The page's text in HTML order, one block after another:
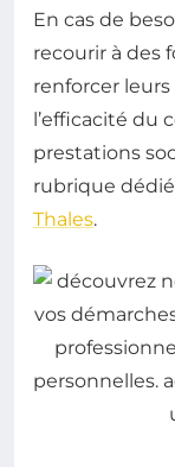
En cas de
recourir à des
renforcer
l’efficacité du
prestations
rubrique
Thales.